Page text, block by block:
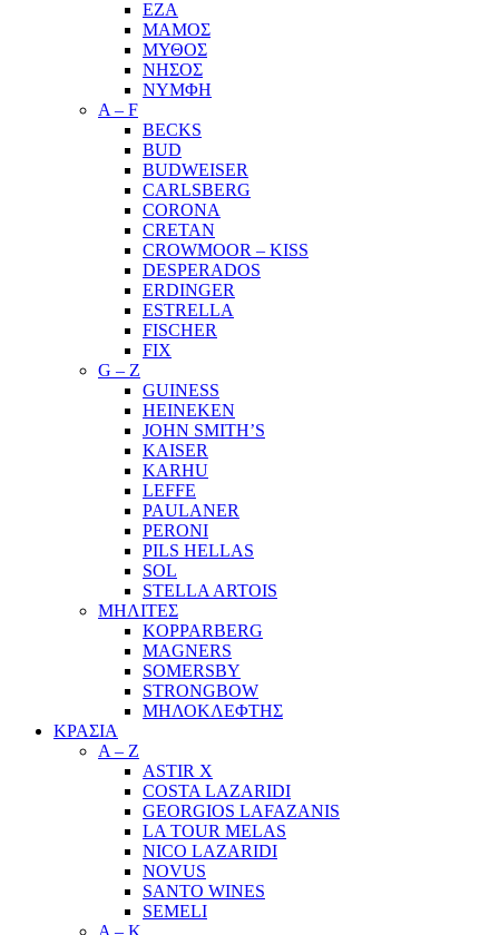
ΕΖΑ
ΜΑΜΟΣ
ΜΥΘΟΣ
ΝΗΣΟΣ
ΝΥΜΦΗ
A – F
BECKS
BUD
BUDWEISER
CARLSBERG
CORONA
CRETAN
CROWMOOR – KISS
DESPERADOS
ERDINGER
ESTRELLA
FISCHER
FIX
G – Z
GUINESS
HEINEKEN
JOHN SMITH’S
KAISER
KARHU
LEFFE
PAULANER
PERONI
PILS HELLAS
SOL
STELLA ARTOIS
ΜΗΛΙΤΕΣ
KOPPARBERG
MAGNERS
SOMERSBY
STRONGBOW
ΜΗΛΟΚΛΕΦΤΗΣ
ΚΡΑΣΙΑ
A – Z
ASTIR X
COSTA LAZARIDI
GEORGIOS LAFAZANIS
LA TOUR MELAS
NICO LAZARIDI
NOVUS
SANTO WINES
SEMELI